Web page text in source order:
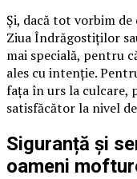
Și, dacă tot vorbim
Ziua Îndrăgostiților
mai specială, pentru
ales cu intenție.
fața în urs la culcare,
satisfăcător la nivel
Siguranță și
oameni